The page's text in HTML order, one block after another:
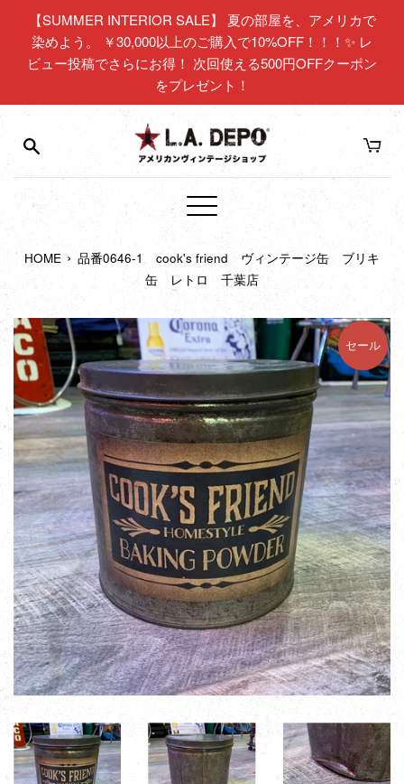
【SUMMER INTERIOR SALE】 夏の部屋を、アメリカで
染めよう。 ￥30,000以上のご購入で10%OFF！！！✨ レ
ビュー投稿でさらにお得！ 次回使える500円OFFクーポン
をプレゼント！
メ
ュ
ー
HOME › 品番0646-1 cook's friend ヴィンテージ缶 ブリキ
缶 レトロ 千葉店
セール